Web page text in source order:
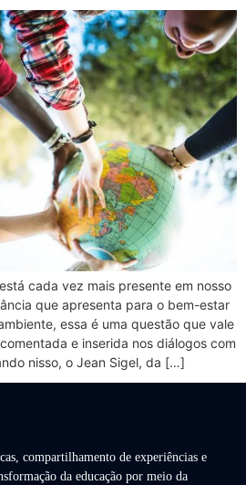
cada vez mais presente em nosso
que apresenta para o bem-estar
essa é uma questão que vale
e inserida nos diálogos com
nisso, o Jean Sigel, da […]
compartilhamento de experiências e
da educação por meio da